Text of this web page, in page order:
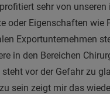
sehr von
oder Eigenschaften
Exportunternehmen
in den Bereichen
vor der Gefahr zu
sein zeigt mir das